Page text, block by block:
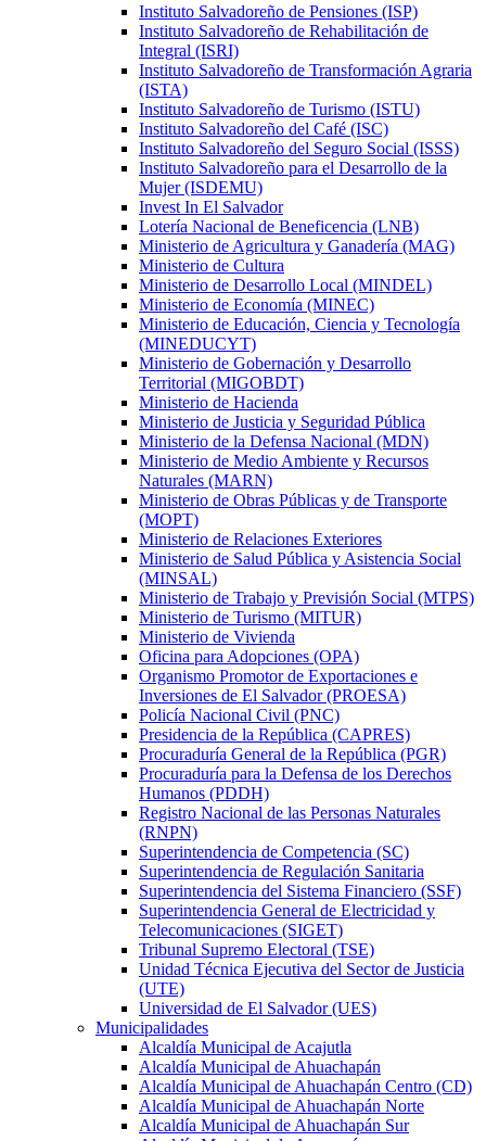
Instituto Salvadoreño de Pensiones (ISP)
Instituto Salvadoreño de Rehabilitación de
Integral (ISRI)
Instituto Salvadoreño de Transformación Agraria
(ISTA)
Instituto Salvadoreño de Turismo (ISTU)
Instituto Salvadoreño del Café (ISC)
Instituto Salvadoreño del Seguro Social (ISSS)
Instituto Salvadoreño para el Desarrollo de la
Mujer (ISDEMU)
Invest In El Salvador
Lotería Nacional de Beneficencia (LNB)
Ministerio de Agricultura y Ganadería (MAG)
Ministerio de Cultura
Ministerio de Desarrollo Local (MINDEL)
Ministerio de Economía (MINEC)
Ministerio de Educación, Ciencia y Tecnología
(MINEDUCYT)
Ministerio de Gobernación y Desarrollo
Territorial (MIGOBDT)
Ministerio de Hacienda
Ministerio de Justicia y Seguridad Pública
Ministerio de la Defensa Nacional (MDN)
Ministerio de Medio Ambiente y Recursos
Naturales (MARN)
Ministerio de Obras Públicas y de Transporte
(MOPT)
Ministerio de Relaciones Exteriores
Ministerio de Salud Pública y Asistencia Social
(MINSAL)
Ministerio de Trabajo y Previsión Social (MTPS)
Ministerio de Turismo (MITUR)
Ministerio de Vivienda
Oficina para Adopciones (OPA)
Organismo Promotor de Exportaciones e
Inversiones de El Salvador (PROESA)
Policía Nacional Civil (PNC)
Presidencia de la República (CAPRES)
Procuraduría General de la República (PGR)
Procuraduría para la Defensa de los Derechos
Humanos (PDDH)
Registro Nacional de las Personas Naturales
(RNPN)
Superintendencia de Competencia (SC)
Superintendencia de Regulación Sanitaria
Superintendencia del Sistema Financiero (SSF)
Superintendencia General de Electricidad y
Telecomunicaciones (SIGET)
Tribunal Supremo Electoral (TSE)
Unidad Técnica Ejecutiva del Sector de Justicia
(UTE)
Universidad de El Salvador (UES)
Municipalidades
Alcaldía Municipal de Acajutla
Alcaldía Municipal de Ahuachapán
Alcaldía Municipal de Ahuachapán Centro (CD)
Alcaldía Municipal de Ahuachapán Norte
Alcaldía Municipal de Ahuachapán Sur